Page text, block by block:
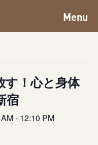
Menu
す！心と身体
宿
- 12:10 PM